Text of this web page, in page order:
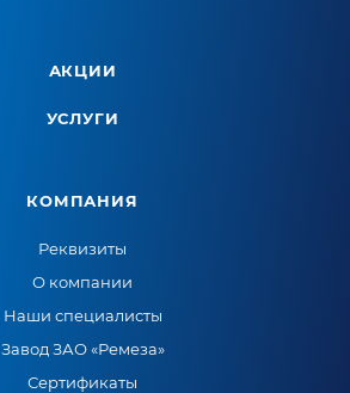
АКЦИИ
УСЛУГИ
КОМПАНИЯ
Реквизиты
О компании
Наши специалисты
Завод ЗАО «Ремеза»
Сертификаты